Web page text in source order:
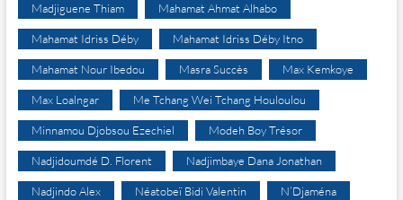
Madjiguene Thiam Mahamat Ahmat Alhabo
Mahamat Idriss Déby Mahamat Idriss Déby Itno
Mahamat Nour Ibedou Masra Succès Max Kemkoye
Max Loalngar Me Tchang Wei Tchang Houloulou
Minnamou Djobsou Ezechiel Modeh Boy Trésor
Nadjidoumdé D. Florent Nadjimbaye Dana Jonathan
Nadjindo Alex Néatobeï Bidi Valentin N’Djaména